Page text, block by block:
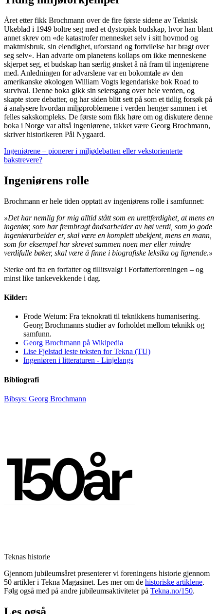
Året etter fikk Brochmann over de fire første sidene av Teknisk
Ukeblad i 1949 boltre seg med et dystopisk budskap, hvor han blant
annet skrev om «de katastrofer mennesket selv i sitt hovmod og
maktmisbruk, sin elendighet, uforstand og fortvilelse har bragt over
seg selv». Han advarte om planetens kollaps om ikke menneskene
skjerpet seg, et budskap han særlig ønsket å nå fram til ingeniørene
med. Anledningen for advarslene var en bokomtale av den
amerikanske økologen William Vogts legendariske bok Road to
survival. Denne boka gikk sin seiersgang over hele verden, og
skapte store debatter, og har siden blitt sett på som et tidlig forsøk på
å analysere hvordan miljøproblemene i verden henger sammen i et
felles sakskompleks. De første som fikk høre om og diskutere denne
boka i Norge var altså ingeniørene, takket være Georg Brochmann,
skriver historikeren Pål Nygaard.
Ingeniørene – pionerer i miljødebatten eller vekstorienterte
bakstrevere?
Ingeniørens rolle
Brochmann er hele tiden opptatt av ingeniørens rolle i samfunnet:
»Det har nemlig for mig alltid stått som en urettferdighet, at mens en
ingeniør, som har frembragt åndsarbeider av høi verdi, som jo gode
ingeniørarbeider er, skal være en komplett ubekjent, mens en mann,
som for eksempel har skrevet sammen noen mer eller mindre
verdifulle bøker, skal være å finne i biografiske leksika og lignende.»
Sterke ord fra en forfatter og tillitsvalgt i Forfatterforeningen – og
minst like tankevekkende i dag.
Kilder:
Frode Weium: Fra teknokrati til teknikkens humanisering.
Georg Brochmanns studier av forholdet mellom teknikk og
samfunn.
Georg Brochmann på Wikipedia
Lise Fjelstad leste teksten for Tekna (TU)
Ingeniøren i litteraturen - Linjelangs
Bibliografi
Bibsys: Georg Brochmann
Teknas historie
Gjennom jubileumsåret presenterer vi foreningens historie gjennom
50 artikler i Tekna Magasinet. Les mer om de historiske artiklene.
Følg også med på andre jubileumsaktiviteter på Tekna.no/150.
Les også